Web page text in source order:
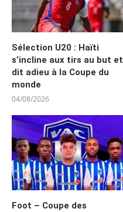
Sélection U20 : Haïti
s’incline aux tirs au but et
dit adieu à la Coupe du
monde
04/08/2026
Foot – Coupe des